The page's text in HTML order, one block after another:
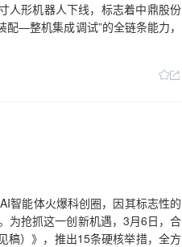
人形机器人下线，标志着中鼎股份
—整机集成调试”的全链条能力，
智能体火爆科创圈，因其标志性的
为抢抓这一创新机遇，3月6日，合
稿）》，推出15条硬核举措，全方